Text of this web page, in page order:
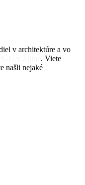
v architektúre a vo
. Viete
našli nejaké